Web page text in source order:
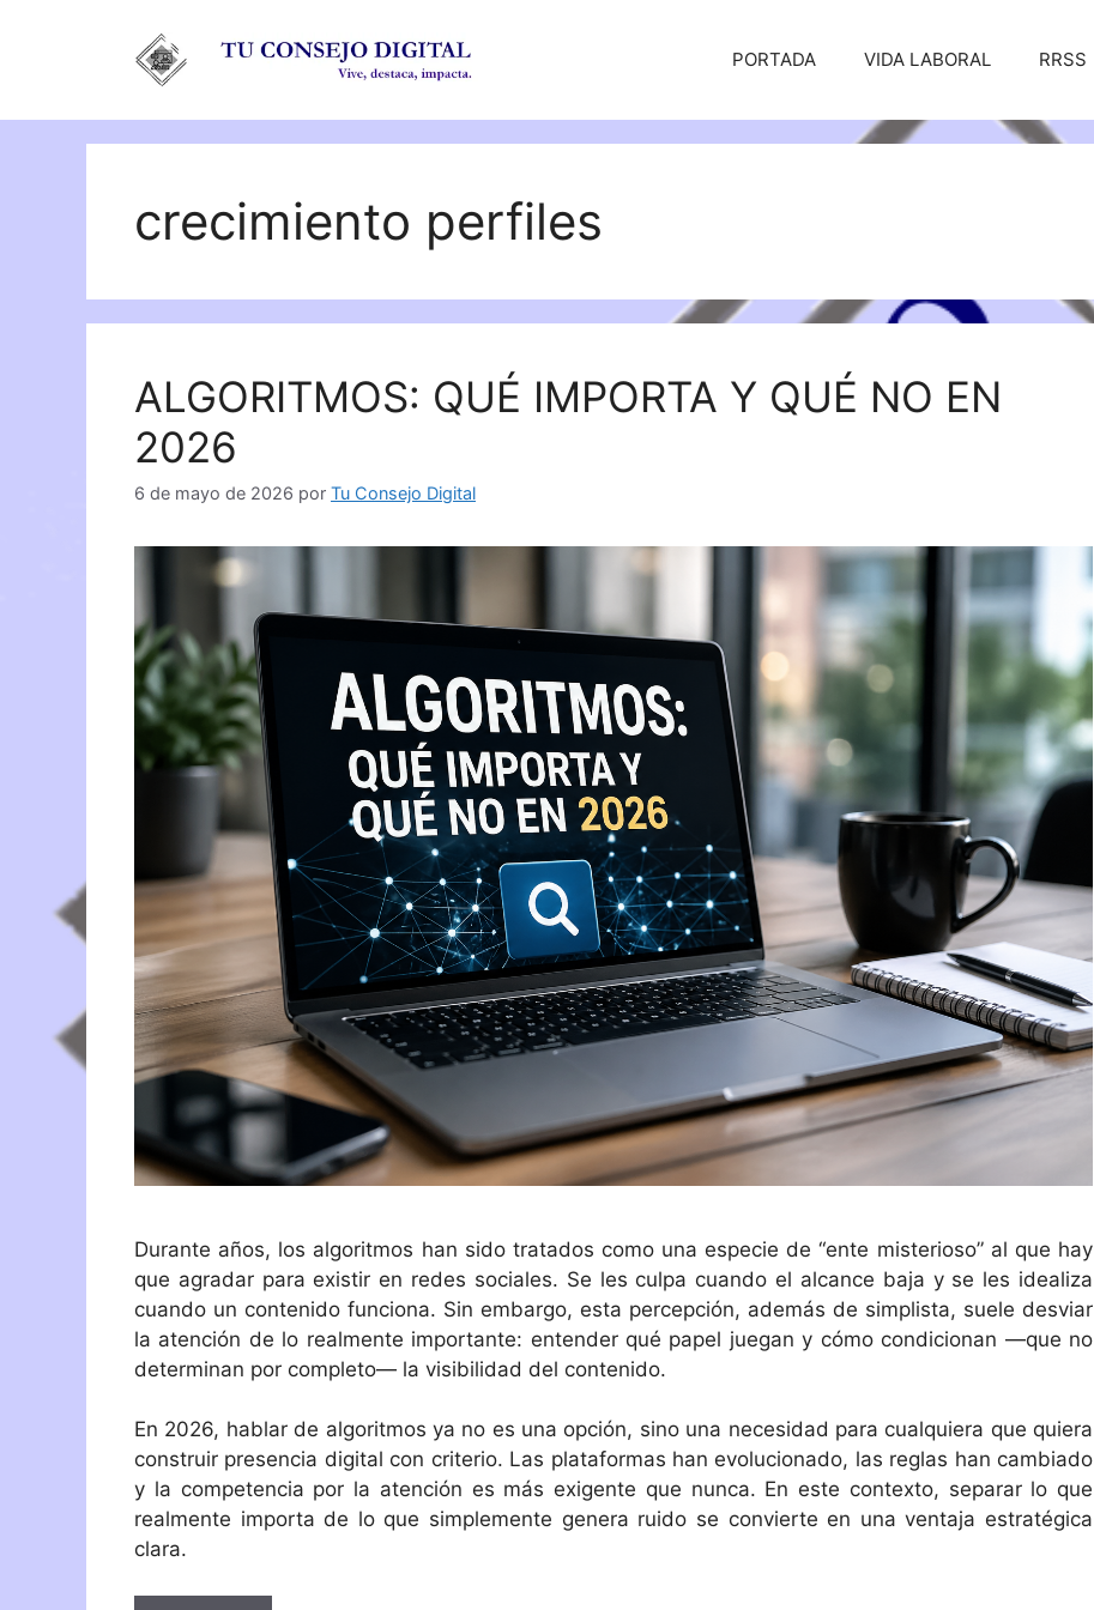
PORTADA VIDA LABORAL RRSS
crecimiento perfiles
ALGORITMOS: QUÉ IMPORTA Y QUÉ NO EN
2026
6 de mayo de 2026 por Tu Consejo Digital
Durante años, los algoritmos han sido tratados como una especie de “ente misterioso” al que hay
que agradar para existir en redes sociales. Se les culpa cuando el alcance baja y se les idealiza
cuando un contenido funciona. Sin embargo, esta percepción, además de simplista, suele desviar
la atención de lo realmente importante: entender qué papel juegan y cómo condicionan —que no
determinan por completo— la visibilidad del contenido.
En 2026, hablar de algoritmos ya no es una opción, sino una necesidad para cualquiera que quiera
construir presencia digital con criterio. Las plataformas han evolucionado, las reglas han cambiado
y la competencia por la atención es más exigente que nunca. En este contexto, separar lo que
realmente importa de lo que simplemente genera ruido se convierte en una ventaja estratégica
clara.